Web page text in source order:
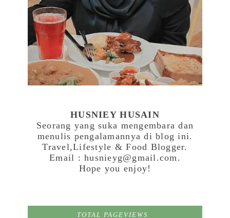
HUSNIEY HUSAIN
Seorang yang suka mengembara dan
menulis pengalamannya di blog ini.
Travel,Lifestyle & Food Blogger.
Email : husnieyg@gmail.com.
Hope you enjoy!
TOTAL PAGEVIEWS